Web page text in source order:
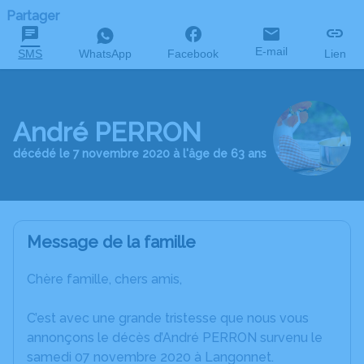
Partager
SMS WhatsApp Facebook E-mail Lien
André PERRON
décédé le 7 novembre 2020 à l'âge de 63 ans
Message de la famille
Chère famille, chers amis,
C’est avec une grande tristesse que nous vous
annonçons le décès d’André PERRON survenu le
samedi 07 novembre 2020 à Langonnet.